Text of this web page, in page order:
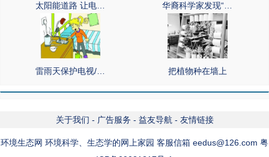
太阳能道路 让电… 华裔科学家发现“…
雷雨天保护电视/… 把植物种在墙上
关于我们 - 广告服务 - 益友导航 - 友情链接
环境生态网 环境科学、生态学的网上家园 客服信箱 eedus@126.com 粤